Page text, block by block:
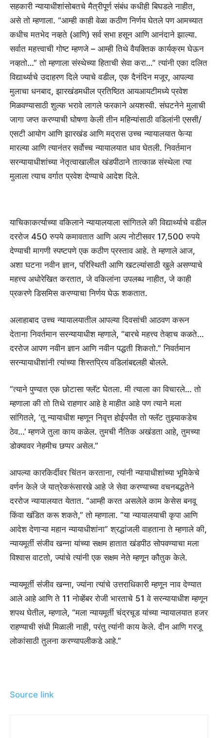
सहकारी न्यायाधीशांसोबतचे मैत्रीपूर्ण संबंध कधीही बिघडले नाहीत,
असे तो म्हणाला. “आम्ही काही वेळा कठीण निर्णय घेतले पण आमच्यात
कधीच मतभेद नव्हते (आणि) सर्व सभा हसून आणि आनंदाने झाल्या.
सर्वात महत्त्वाची गोष्ट म्हणजे – आम्ही तिथे वैयक्तिक कार्यक्रम घेऊन
नव्हतो…” तो म्हणाला संस्थेच्या हिताची सेवा करा…” त्यांनी एका दलित
विद्यार्थ्याचे उदाहरण दिले ज्याचे वडील, एक दैनंदिन मजूर, आपल्या
मुलाचा धनबाद, झारखंडमधील प्रतिष्ठित आयआयटीमध्ये प्रवेश
मिळवण्यासाठी शुल्क भरावे लागले फरकाने अयशस्वी. संघटनेने मुलाची
जागा जप्त करण्याची घोषणा केली तीन महिन्यांसाठी वडिलांनी एससी/
एसटी आयोग आणि झारखंड आणि मद्रास उच्च न्यायालयात फेऱ्या
मारल्या आणि त्यानंतर सर्वोच्च न्यायालयात धाव घेतली. निवर्तमान
सरन्यायाधीशांच्या नेतृत्वाखालील खंडपीठाने तात्काळ संस्थेला त्या
मुलाला त्याच वर्गात प्रवेश देण्याचे आदेश दिले.
याचिकाकर्त्याच्या वकिलाने न्यायालयाला सांगितले की विद्यार्थ्याचे वडील
दररोज 450 रुपये कमावतात आणि अल्प नोटीसवर 17,500 रुपये
देण्याची मागणी स्पष्टपणे एक कठीण प्रस्ताव आहे. ते म्हणाले आज,
अशा घटना नवीन ज्ञान, परिस्थिती आणि खटल्यांसाठी खुले असण्याचे
महत्त्व अधोरेखित करतात, जे वकिलांना उपलब्ध नाहीत, जे काही
प्रकरणे डिसमिस करण्याचा निर्णय घेऊ शकतात.
अलाहाबाद उच्च न्यायालयातील आपल्या दिवसांची आठवण करून
देताना निवर्तमान सरन्यायाधीश म्हणाले, “बारचे महत्त्व तेव्हाच कळते…
दररोज आपण नवीन ज्ञान आणि नवीन पद्धती शिकतो.” निवर्तमान
सरन्यायाधीशांनी त्यांच्या शिस्तप्रिय वडिलांबद्दलही बोलले.
“त्याने पुण्यात एक छोटासा फ्लॅट घेतला. मी त्याला का विचारले… तो
म्हणाला की तो तिथे राहणार आहे हे माहीत आहे पण त्याने मला
सांगितले, ‘तू न्यायाधीश म्हणून निवृत्त होईपर्यंत तो फ्लॅट तुझ्याकडेच
ठेव…’ म्हणजे तुला काय कळेल. तुमची नैतिक अखंडता आहे, तुमच्या
डोक्यावर नेहमीच छप्पर असेल.”
आपल्या कारकिर्दीवर चिंतन करताना, त्यांनी न्यायाधीशांच्या भूमिकेचे
वर्णन केले जे यात्रेकरूंसारखे आहे जे सेवा करण्याच्या वचनबद्धतेने
दररोज न्यायालयात येतात. “आम्ही करत असलेले काम केसेस बनवू
किंवा खंडित करू शकते,” तो म्हणाला. “या न्यायालयाची कृपा आणि
आदेश देणाऱ्या महान न्यायाधीशांना” श्रद्धांजली वाहताना ते म्हणाले की,
न्यायमूर्ती संजीव खन्ना यांच्या सक्षम हातात खंडपीठ सोपवण्याचा मला
विश्वास वाटतो, ज्यांचे त्यांनी एक सक्षम नेते म्हणून कौतुक केले.
न्यायमूर्ती संजीव खन्ना, ज्यांना त्यांचे उत्तराधिकारी म्हणून नाव देण्यात
आले आहे आणि ते 11 नोव्हेंबर रोजी भारताचे 51 वे सरन्यायाधीश म्हणून
शपथ घेतील, म्हणाले, “मला न्यायमूर्ती चंद्रचूड यांच्या न्यायालयात हजर
राहण्याची संधी मिळाली नाही, परंतु त्यांनी काय केले. दीन आणि गरजू
लोकांसाठी तुलना करण्यापलीकडे आहे.”
Source link